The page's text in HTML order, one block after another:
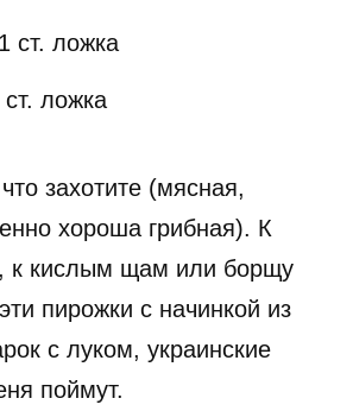
ст. ложка
ложка
захотите (мясная,
хороша грибная). К
к кислым щам или борщу
пирожки с начинкой из
с луком, украинские
поймут.